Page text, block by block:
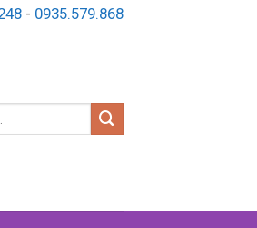
- 0935.579.868